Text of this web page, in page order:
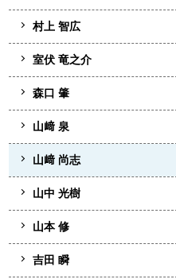
村上 智広
室伏 竜之介
森口 肇
山﨑 泉
山﨑 尚志
山中 光樹
山本 修
吉田 瞬